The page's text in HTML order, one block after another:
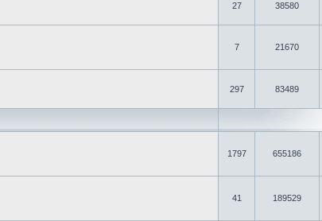
27 38580
7 21670
297 83489
1797 655186
41 189529